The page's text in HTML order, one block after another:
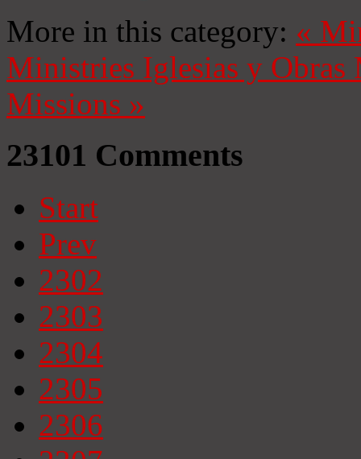
More in this category: «
Ministries Iglesias y Obras
Missions »
23101 Comments
Start
Prev
2302
2303
2304
2305
2306